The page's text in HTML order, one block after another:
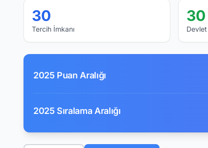
30
Tercih İmkanı
30
2025 Puan Aralığı
2025 Sıralama Aralığı